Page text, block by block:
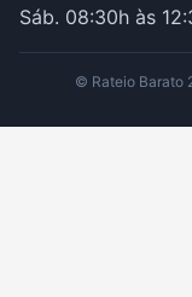
Sáb. 08:30h às
© Rateio Barato